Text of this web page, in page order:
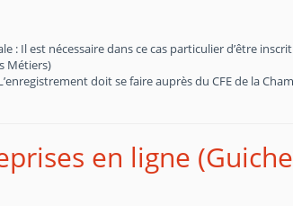
Il est nécessaire dans ce cas particulier d’être inscrit
Métiers)
doit se faire auprès du CFE de la
en ligne